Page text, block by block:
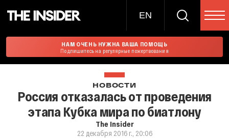
EN
НАМ ОЧЕНЬ НУЖНА ВАША ПОМОЩЬ
Подпишитесь на регулярные пожертвования
НОВОСТИ
Россия отказалась от проведения
этапа Кубка мира по биатлону
The Insider
22 декабря 2016 г., 20:06